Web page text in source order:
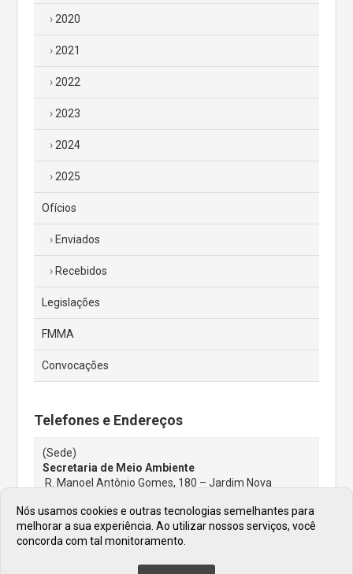
2020
2021
2022
2023
2024
2025
Ofícios
Enviados
Recebidos
Legislações
FMMA
Convocações
Telefones e Endereços
(Sede)
Secretaria de Meio Ambiente
R. Manoel Antônio Gomes, 180 – Jardim Nova
(11) 44460034
E-mail:smma@cajamar.sp.gov.br
Nós usamos cookies e outras tecnologias semelhantes para
melhorar a sua experiência. Ao utilizar nossos serviços, você
concorda com tal monitoramento.